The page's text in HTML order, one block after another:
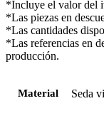
*Incluye el valor del
*Las piezas en
*Las cantidades
*Las referencias en
producción.
Material Seda